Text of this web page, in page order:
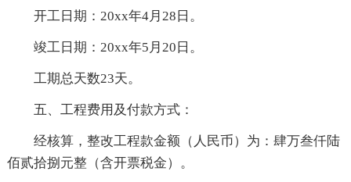
开工日期：20xx年4月28日。
竣工日期：20xx年5月20日。
工期总天数23天。
五、工程费用及付款方式：
经核算，整改工程款金额（人民币）为：肆万叁仟陆
佰贰拾捌元整（含开票税金）。